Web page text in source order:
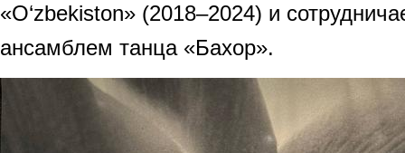
«O‘zbekiston» (2018–2024) и
ансамблем танца «Бахор».